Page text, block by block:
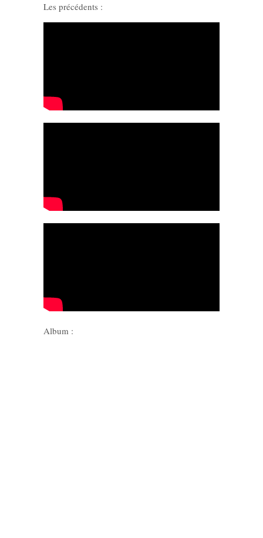
Les précédents :
Album :